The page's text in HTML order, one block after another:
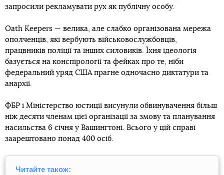
запросили рекламувати рух як публічну особу.
Oath Keepers — велика, але слабко організована мережа
ополченців, які вербують військовослужбовців,
працвників поліції та інших силовиків. Їхня ідеологія
базується на конспірології та фейках про те, ніби
федеральний уряд США прагне одночасно диктатури та
анархії.
ФБР і Міністерство юстиції висунули обвинувачення більш
ніж десяти членам цієї організації за змову та планування
насильства 6 січня у Вашингтоні. Всього у цій справі
заарештовано понад 400 осіб.
Читайте також: